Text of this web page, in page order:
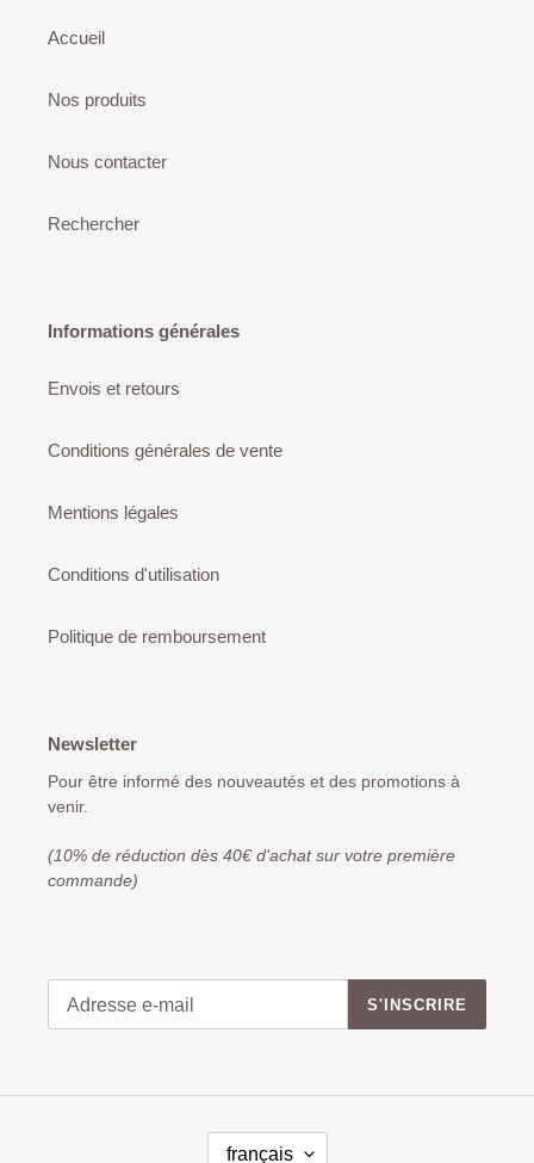
Accueil
Nos produits
Nous contacter
Rechercher
Informations générales
Envois et retours
Conditions générales de vente
Mentions légales
Conditions d'utilisation
Politique de remboursement
Newsletter
Pour être informé des nouveautés et des promotions à
venir.
(10% de réduction dès 40€ d'achat sur votre première
commande)
S'INSCRIRE
français